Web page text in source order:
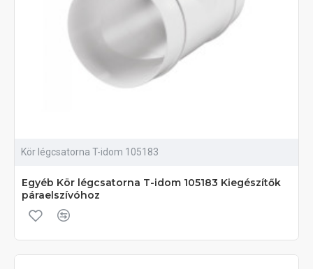
Kör légcsatorna T-idom 105183
Egyéb Kör légcsatorna T-idom 105183 Kiegészítők
páraelszívóhoz